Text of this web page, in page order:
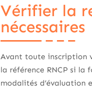
Vérifier la
nécessaires
Avant toute inscription
la référence RNCP si la
modalités d’évaluation